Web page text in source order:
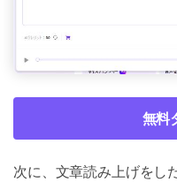
無料
次に、文章読み上げをし